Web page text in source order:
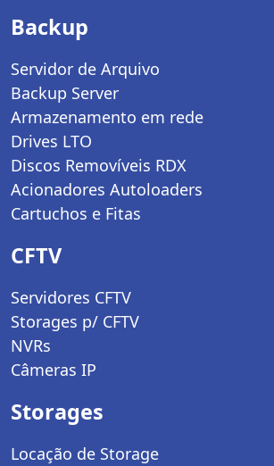
Backup
Servidor de Arquivo
Backup Server
Armazenamento em rede
Drives LTO
Discos Removíveis RDX
Acionadores Autoloaders
Cartuchos e Fitas
CFTV
Servidores CFTV
Storages p/ CFTV
NVRs
Câmeras IP
Storages
Locação de Storage